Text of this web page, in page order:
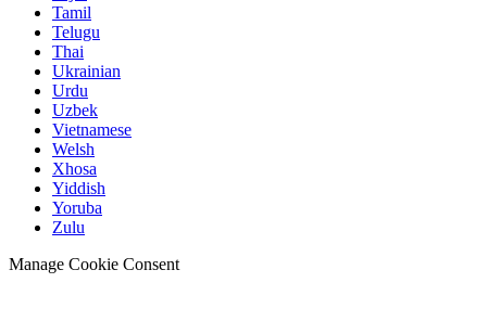
Tamil
Telugu
Thai
Ukrainian
Urdu
Uzbek
Vietnamese
Welsh
Xhosa
Yiddish
Yoruba
Zulu
Manage Cookie Consent